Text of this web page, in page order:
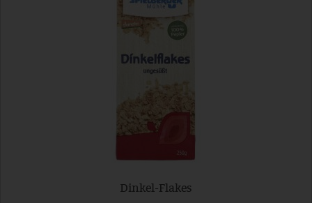
Dinkel-Flakes